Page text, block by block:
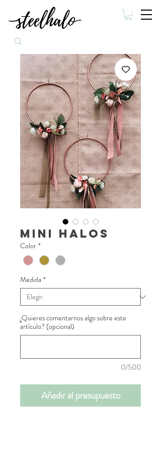
Mini halos
Color *
Medida *
¿Quieres comentarnos algo sobre este
artículo? (opcional)
0/500
Añadir al presupuesto